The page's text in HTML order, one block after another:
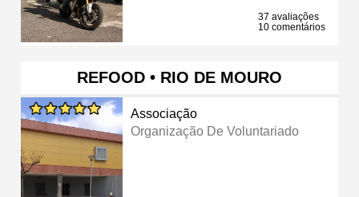
37 avaliações
10 comentários
REFOOD • RIO DE MOURO
Associação
Organização De Voluntariado